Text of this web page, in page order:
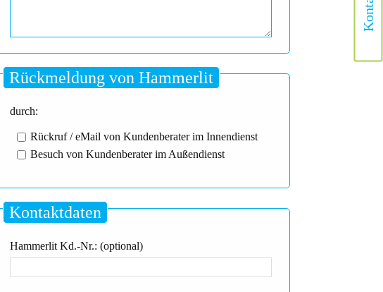
Rückmeldung von Hammerlit
durch:
Rückruf / eMail von Kundenberater im Innendienst
Besuch von Kundenberater im Außendienst
Kontaktdaten
Hammerlit Kd.-Nr.: (optional)